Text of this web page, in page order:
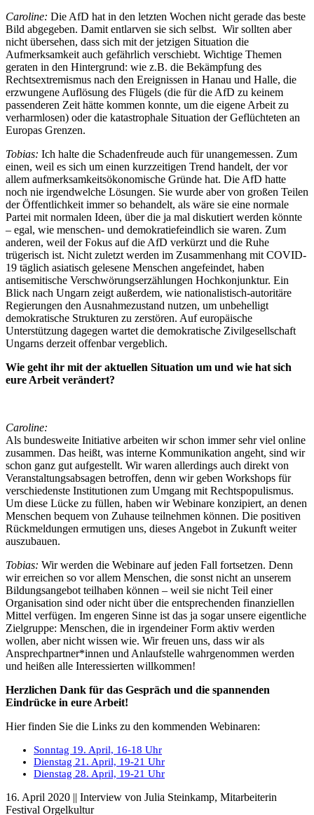
Caroline: Die AfD hat in den letzten Wochen nicht gerade das beste
Bild abgegeben. Damit entlarven sie sich selbst. Wir sollten aber
nicht übersehen, dass sich mit der jetzigen Situation die
Aufmerksamkeit auch gefährlich verschiebt. Wichtige Themen
geraten in den Hintergrund: wie z.B. die Bekämpfung des
Rechtsextremismus nach den Ereignissen in Hanau und Halle, die
erzwungene Auflösung des Flügels (die für die AfD zu keinem
passenderen Zeit hätte kommen konnte, um die eigene Arbeit zu
verharmlosen) oder die katastrophale Situation der Geflüchteten an
Europas Grenzen.
Tobias: Ich halte die Schadenfreude auch für unangemessen. Zum
einen, weil es sich um einen kurzzeitigen Trend handelt, der vor
allem aufmerksamkeitsökonomische Gründe hat. Die AfD hatte
noch nie irgendwelche Lösungen. Sie wurde aber von großen Teilen
der Öffentlichkeit immer so behandelt, als wäre sie eine normale
Partei mit normalen Ideen, über die ja mal diskutiert werden könnte
– egal, wie menschen- und demokratiefeindlich sie waren. Zum
anderen, weil der Fokus auf die AfD verkürzt und die Ruhe
trügerisch ist. Nicht zuletzt werden im Zusammenhang mit COVID-
19 täglich asiatisch gelesene Menschen angefeindet, haben
antisemitische Verschwörungserzählungen Hochkonjunktur. Ein
Blick nach Ungarn zeigt außerdem, wie nationalistisch-autoritäre
Regierungen den Ausnahmezustand nutzen, um unbehelligt
demokratische Strukturen zu zerstören. Auf europäische
Unterstützung dagegen wartet die demokratische Zivilgesellschaft
Ungarns derzeit offenbar vergeblich.
Wie geht ihr mit der aktuellen Situation um und wie hat sich
eure Arbeit verändert?
Caroline:
Als bundesweite Initiative arbeiten wir schon immer sehr viel online
zusammen. Das heißt, was interne Kommunikation angeht, sind wir
schon ganz gut aufgestellt. Wir waren allerdings auch direkt von
Veranstaltungsabsagen betroffen, denn wir geben Workshops für
verschiedenste Institutionen zum Umgang mit Rechtspopulismus.
Um diese Lücke zu füllen, haben wir Webinare konzipiert, an denen
Menschen bequem von Zuhause teilnehmen können. Die positiven
Rückmeldungen ermutigen uns, dieses Angebot in Zukunft weiter
auszubauen.
Tobias: Wir werden die Webinare auf jeden Fall fortsetzen. Denn
wir erreichen so vor allem Menschen, die sonst nicht an unserem
Bildungsangebot teilhaben können – weil sie nicht Teil einer
Organisation sind oder nicht über die entsprechenden finanziellen
Mittel verfügen. Im engeren Sinne ist das ja sogar unsere eigentliche
Zielgruppe: Menschen, die in irgendeiner Form aktiv werden
wollen, aber nicht wissen wie. Wir freuen uns, dass wir als
Ansprechpartner*innen und Anlaufstelle wahrgenommen werden
und heißen alle Interessierten willkommen!
Herzlichen Dank für das Gespräch und die spannenden
Eindrücke in eure Arbeit!
Hier finden Sie die Links zu den kommenden Webinaren:
Sonntag 19. April, 16-18 Uhr
Dienstag 21. April, 19-21 Uhr
Dienstag 28. April, 19-21 Uhr
16. April 2020 || Interview von Julia Steinkamp, Mitarbeiterin
Festival Orgelkultur